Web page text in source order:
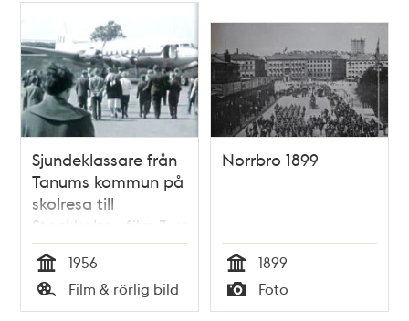
Sjundeklassare från
Tanums kommun på
skolresa till
Stockholm - film 3 ur
Kjell Walter
Sohlbergs samling
Tid
1956
Typ
Film & rörlig bild
Norrbro 1899
Tid
1899
Typ
Foto